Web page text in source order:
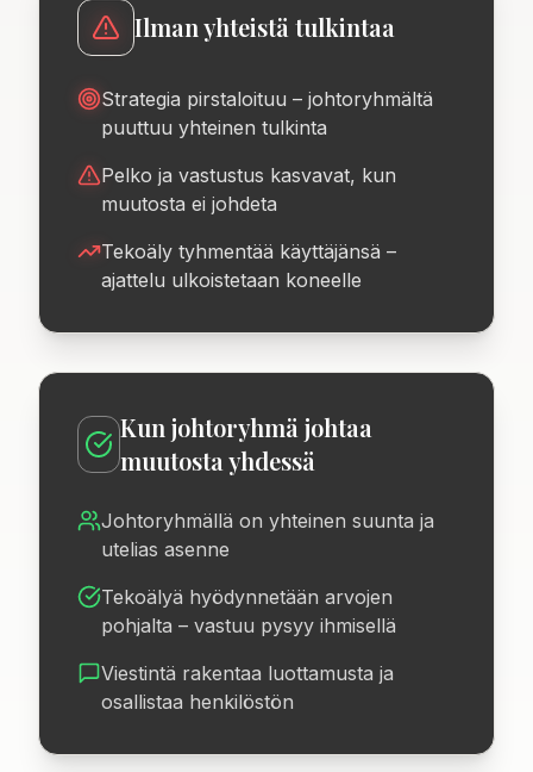
Ilman yhteistä tulkintaa
Strategia pirstaloituu – johtoryhmältä
puuttuu yhteinen tulkinta
Pelko ja vastustus kasvavat, kun
muutosta ei johdeta
Tekoäly tyhmentää käyttäjänsä –
ajattelu ulkoistetaan koneelle
Kun johtoryhmä johtaa
muutosta yhdessä
Johtoryhmällä on yhteinen suunta ja
utelias asenne
Tekoälyä hyödynnetään arvojen
pohjalta – vastuu pysyy ihmisellä
Viestintä rakentaa luottamusta ja
osallistaa henkilöstön